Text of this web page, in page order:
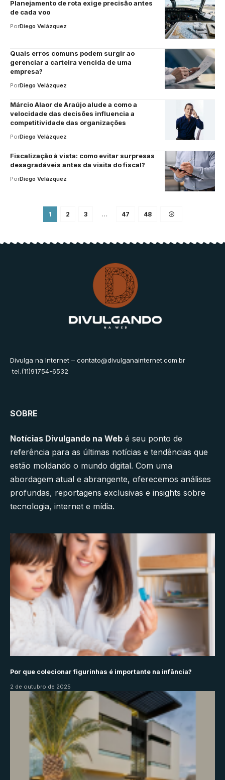
Planejamento de rota exige precisão antes
de cada voo
PorDiego Velázquez
Quais erros comuns podem surgir ao
gerenciar a carteira vencida de uma
empresa?
PorDiego Velázquez
Márcio Alaor de Araújo alude a como a
velocidade das decisões influencia a
competitividade das organizações
PorDiego Velázquez
Fiscalização à vista: como evitar surpresas
desagradáveis antes da visita do fiscal?
PorDiego Velázquez
1 2 3 … 47 48
Divulga na Internet – contato@divulganainternet.com.br
tel.(11)91754-6532
SOBRE
Notícias Divulgando na Web é seu ponto de
referência para as últimas notícias e tendências que
estão moldando o mundo digital. Com uma
abordagem atual e abrangente, oferecemos análises
profundas, reportagens exclusivas e insights sobre
tecnologia, internet e mídia.
Por que colecionar figurinhas é importante na infância?
2 de outubro de 2025